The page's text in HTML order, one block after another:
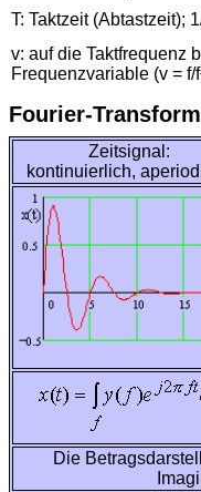
T: Taktzeit (Abtastzeit);
v: auf die Taktfrequenz
Frequenzvariable (v = f/f
Fourier-
Zeitsignal:
kontinuierlich,
Die